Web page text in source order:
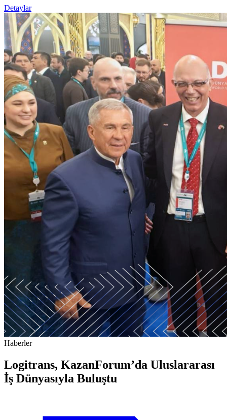
Detaylar
Haberler
Logitrans, KazanForum’da Uluslararası
İş Dünyasıyla Buluştu